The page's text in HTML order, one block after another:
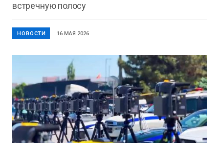
встречную полосу
НОВОСТИ 16 МАЯ 2026